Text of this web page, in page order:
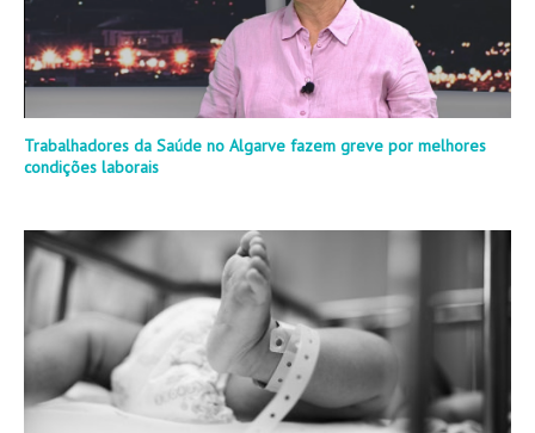
Trabalhadores da Saúde no Algarve fazem greve por melhores
condições laborais